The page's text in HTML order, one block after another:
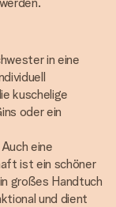
in eine
kuschelige
oder ein
eine
ist ein schöner
großes Handtuch
und dient